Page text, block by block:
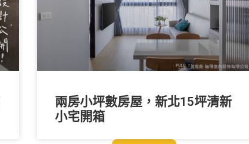
兩房小坪數房屋，新北15坪清新
小宅開箱